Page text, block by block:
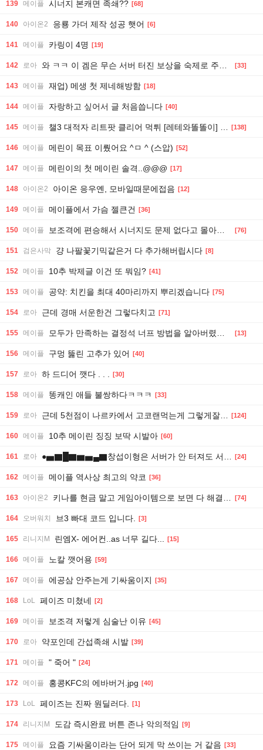
139 메이플 시너지 본캐면 족쇄?? [68]
140 아이온2 응룡 가더 제작 성공 햇어 [6]
141 메이플 카링이 4명 [19]
142 로아 와 ㅋㅋ 이 겜은 무슨 서버 터진 보상을 숙제로 주냐 ㅋㅋ [33]
143 메이플 재업) 메생 첫 제네해방함 [18]
144 메이플 자랑하고 싶어서 글 처음씁니다 [40]
145 메이플 챌3 대적자 리트팟 클리어 먹튀 [레테와똘똘이] 박제 판단 부탁드려요. [138]
146 메이플 메린이 목표 이뤘어요 ^ㅁ ^ (스압) [52]
147 메이플 메린이의 첫 메이린 솔격..@@@ [17]
148 아이온2 아이온 응우옌, 모바일때문에접음 [12]
149 메이플 메이플에서 가슴 젤큰건 [36]
150 메이플 보조격에 편승해서 시너지도 문제 없다고 몰아가지 마라 [76]
151 검은사막 걍 나팔꽃기믹같은거 다 추가해버립시다 [8]
152 메이플 10추 박제글 이건 또 뭐임? [41]
153 메이플 공약: 치킨을 최대 40마리까지 뿌리겠습니다 [75]
154 로아 근데 경매 서운한건 그렇다치고 [71]
155 메이플 모두가 만족하는 결정석 너프 방법을 알아버렸다 ㄷㄷ [13]
156 메이플 구멍 뚫린 고추가 있어 [40]
157 로아 하 드디어 깻다 . . . [30]
158 메이플 똥캐인 애들 불쌍하다ㅋㅋㅋ [33]
159 로아 근데 5천점이 나르카에서 고코랜먹는게 그렇게잘못된거임? [124]
160 메이플 10추 메이린 징징 보딱 시발아 [60]
161 로아 ●▅▇█▇▆▅▄▇창섭이형은 서버가 안 터져도 서버 터질걸 예상해서 보상 준비했는데 서버 안 터졌다고 그냥 주는데●▅▇█▇▆▅▄▇ [24]
162 메이플 메이플 역사상 최고의 약코 [36]
163 아이온2 키나를 현금 말고 게임아이템으로 보면 다 해결될 일이다. [74]
164 오버워치 브3 빠대 코드 입니다. [3]
165 리니지M 린엠X- 에어컨..as 너무 길다... [15]
166 메이플 노칼 깻어용 [59]
167 메이플 에공삼 안주는게 기싸움이지 [35]
168 LoL 페이즈 미쳤네 [2]
169 메이플 보조격 저렇게 심술난 이유 [45]
170 로아 약포인데 간섭족쇄 시발 [39]
171 메이플 " 죽어 " [24]
172 메이플 홍콩KFC의 에바버거.jpg [40]
173 LoL 페이즈는 진짜 원딜러다. [1]
174 리니지M 도감 즉시완료 버튼 존나 악의적임 [9]
175 메이플 요즘 기싸움이라는 단어 되게 막 쓰이는 거 같음 [33]